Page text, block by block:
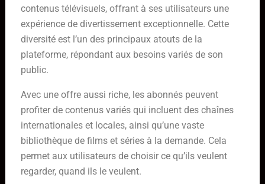
contenus télévisuels, offrant à ses utilisateurs une
expérience de divertissement exceptionnelle. Cette
diversité est l’un des principaux atouts de la
plateforme, répondant aux besoins variés de son
public.
Avec une offre aussi riche, les abonnés peuvent
profiter de contenus variés qui incluent des chaînes
internationales et locales, ainsi qu’une vaste
bibliothèque de films et séries à la demande. Cela
permet aux utilisateurs de choisir ce qu’ils veulent
regarder, quand ils le veulent.